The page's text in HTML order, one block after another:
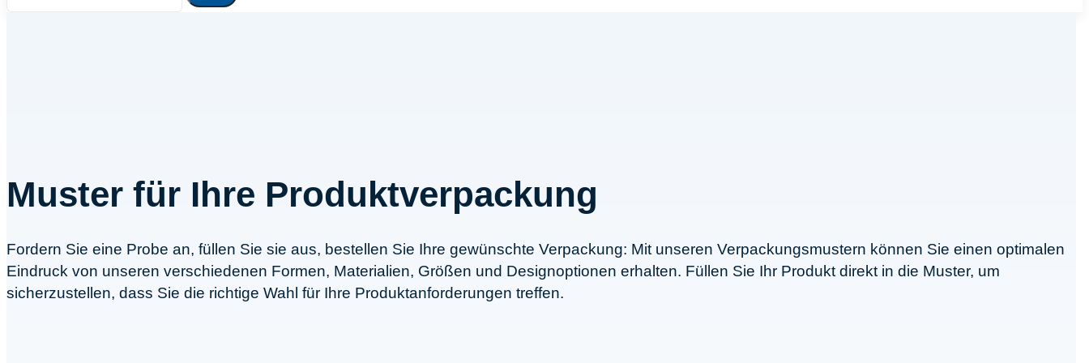
Muster für Ihre Produktverpackung
Fordern Sie eine Probe an, füllen Sie sie aus, bestellen Sie Ihre gewünschte Verpackung: Mit unseren Verpackungsmustern können Sie einen optimalen
Eindruck von unseren verschiedenen Formen, Materialien, Größen und Designoptionen erhalten. Füllen Sie Ihr Produkt direkt in die Muster, um
sicherzustellen, dass Sie die richtige Wahl für Ihre Produktanforderungen treffen.